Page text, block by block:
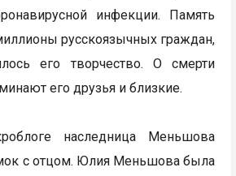
инфекции. Память
русскоязычных граждан,
его творчество. О смерти
его друзья и близкие.
наследница Меньшова
с отцом. Юлия Меньшова была